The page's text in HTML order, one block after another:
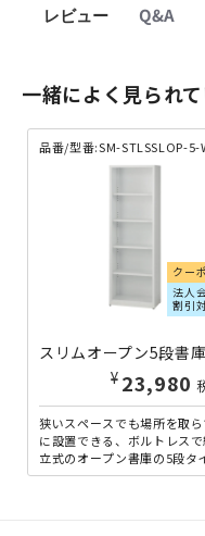
レビュー Q&A
一緒によく見られ
品番/型番:SM-STLSSLOP-5-
クー
法人
割引
¥ 23,980
狭いスペースでも場所を取ら
に設置できる、ボルトレスで
立式のオープン書庫の5段タ
プ。スリムな幅600mmで、